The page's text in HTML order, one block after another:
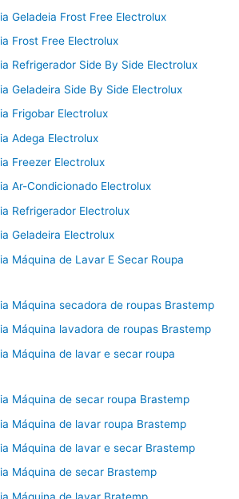
Geladeia Frost Free Electrolux
Frost Free Electrolux
Refrigerador Side By Side Electrolux
Geladeira Side By Side Electrolux
Frigobar Electrolux
Adega Electrolux
Freezer Electrolux
Ar-Condicionado Electrolux
Refrigerador Electrolux
Geladeira Electrolux
Máquina de Lavar E Secar Roupa
Máquina secadora de roupas Brastemp
Máquina lavadora de roupas Brastemp
Máquina de lavar e secar roupa
Máquina de secar roupa Brastemp
Máquina de lavar roupa Brastemp
Máquina de lavar e secar Brastemp
Máquina de secar Brastemp